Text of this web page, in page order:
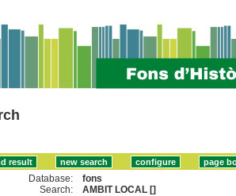
Database:
fons
Search:
AMBIT LOCAL []